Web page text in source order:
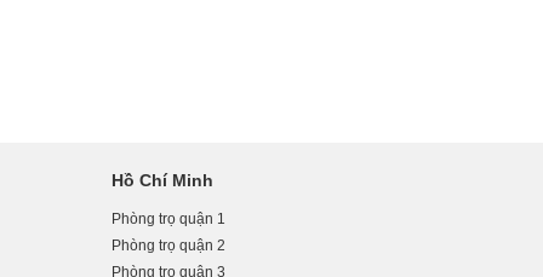
Hồ Chí Minh
Phòng trọ quận 1
Phòng trọ quận 2
Phòng trọ quận 3